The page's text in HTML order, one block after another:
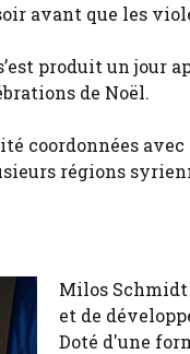
avant que les
produit un jour
de Noël.
coordonnées
régions
Milos
et de
Doté d'une